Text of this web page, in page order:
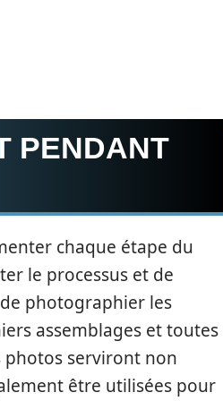
PENDANT
chaque étape du
le processus et de
photographier les
assemblages et toutes
photos serviront non
être utilisées pour